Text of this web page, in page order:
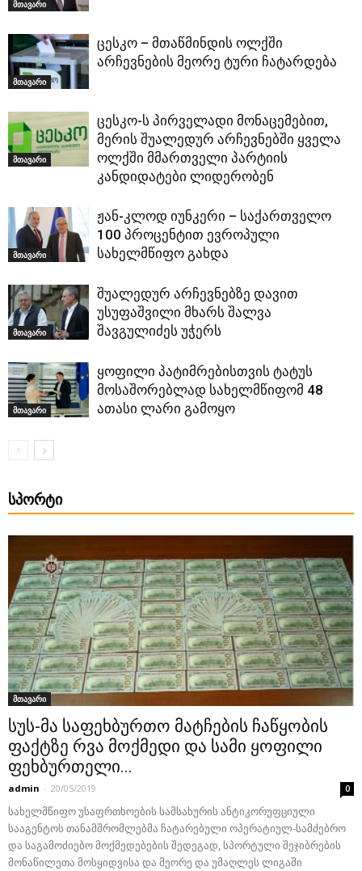
მთავარი
მთავარი
ცესკო – მთაწმინდის ოლქში
არჩევნების მეორე ტური ჩატარდება
მთავარი
ცესკო-ს პირველადი მონაცემებით,
მერის შუალედურ არჩევნებში ყველა
ოლქში მმართველი პარტიის
კანდიდატები ლიდერობენ
მთავარი
ჟან-კლოდ იუნკერი – საქართველო
100 პროცენტით ევროპული
სახელმწიფო გახდა
მთავარი
შუალედურ არჩევნებზე დავით
უსუფაშვილი მხარს შალვა
შავგულიძეს უჭერს
მთავარი
ყოფილი პატიმრებისთვის ტატუს
მოსაშორებლად სახელმწიფომ 48
ათასი ლარი გამოყო
ᲡᲞᲝᲠᲢᲘ
მთავარი
სუს-მა საფეხბურთო მატჩების ჩაწყობის
ფაქტზე რვა მოქმედი და სამი ყოფილი
ფეხბურთელი...
admin - 20/05/2019 0
სახელმწიფო უსაფრთხოების სამსახურის ანტიკორუფციული
სააგენტოს თანამშრომლებმა ჩატარებული ოპერატიულ-სამძებრო
და საგამოძიებო მოქმედებების შედეგად, სპორტული შეჯიბრების
მონაწილეთა მოსყიდვისა და მეორე და უმაღლეს ლიგაში